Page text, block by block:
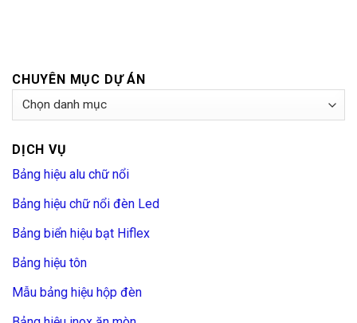
CHUYÊN MỤC DỰ ÁN
Chuyên
Án
DỊCH VỤ
Bảng hiệu alu chữ nổi
Bảng hiệu chữ nổi đèn Led
Bảng biển hiệu bạt Hiflex
Bảng hiệu tôn
Mẫu bảng hiệu hộp đèn